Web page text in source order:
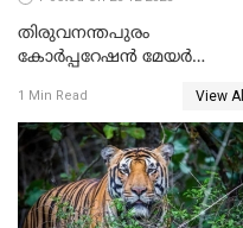
തിരുവനന്തപുരം
കോര്‍പ്പറേഷന്‍ മേയര്‍
ഹൈക്കോടതിയിലേക്ക്;
സത്യപ്രതിജ്ഞ ചടങ്ങില്‍
ചട്ടലംഘനമെന്ന് പാർട്ടി
1 Min Read View All